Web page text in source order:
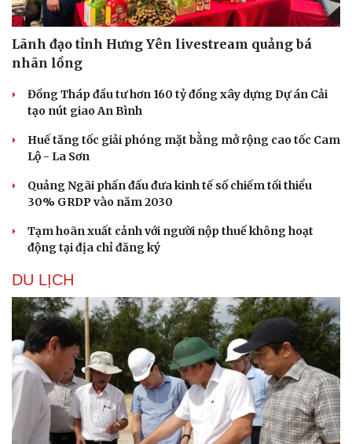
Sân khấu - Điện ảnh
Văn học
Âm nhạc
Di sản
Thời trang
Sao Việt
Lãnh đạo tỉnh Hưng Yên livestream quảng bá
nhãn lồng
Đồng Tháp đầu tư hơn 160 tỷ đồng xây dựng Dự án Cải
tạo nút giao An Bình
Huế tăng tốc giải phóng mặt bằng mở rộng cao tốc Cam
Lộ - La Sơn
Quảng Ngãi phấn đấu đưa kinh tế số chiếm tối thiểu
30% GRDP vào năm 2030
Tạm hoãn xuất cảnh với người nộp thuế không hoạt
động tại địa chỉ đăng ký
DU LỊCH